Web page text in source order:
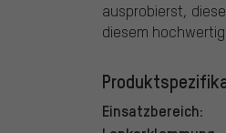
ausprobierst,
diesem
Einsatzbereich: